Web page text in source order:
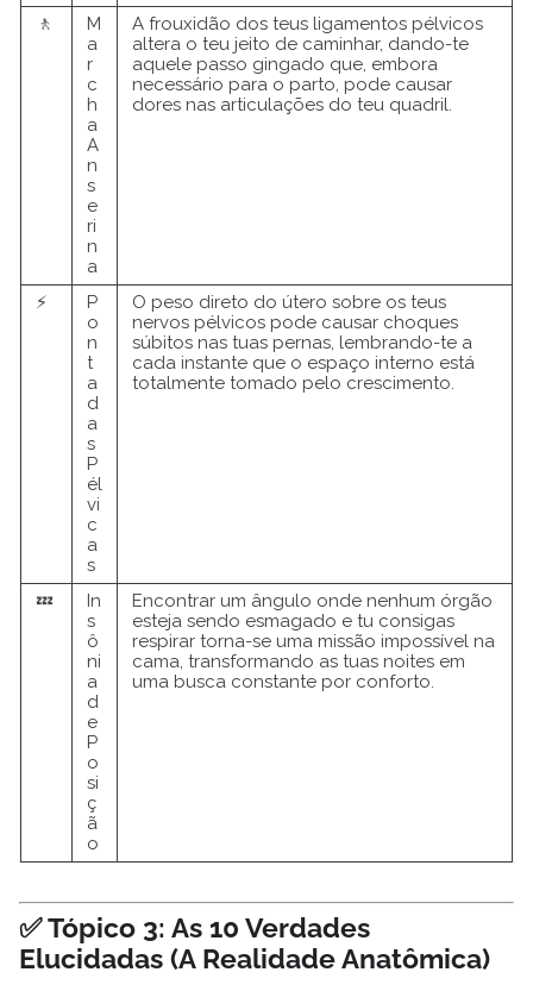
🚶
M
a
r
c
h
a
A
n
s
e
ri
n
a
A frouxidão dos teus ligamentos pélvicos
altera o teu jeito de caminhar, dando-te
aquele passo gingado que, embora
necessário para o parto, pode causar
dores nas articulações do teu quadril.
⚡
P
o
n
t
a
d
a
s
P
él
vi
c
a
s
O peso direto do útero sobre os teus
nervos pélvicos pode causar choques
súbitos nas tuas pernas, lembrando-te a
cada instante que o espaço interno está
totalmente tomado pelo crescimento.
💤
In
s
ô
ni
a
d
e
P
o
si
ç
ã
o
Encontrar um ângulo onde nenhum órgão
esteja sendo esmagado e tu consigas
respirar torna-se uma missão impossível na
cama, transformando as tuas noites em
uma busca constante por conforto.
✅ Tópico 3: As 10 Verdades
Elucidadas (A Realidade Anatômica)